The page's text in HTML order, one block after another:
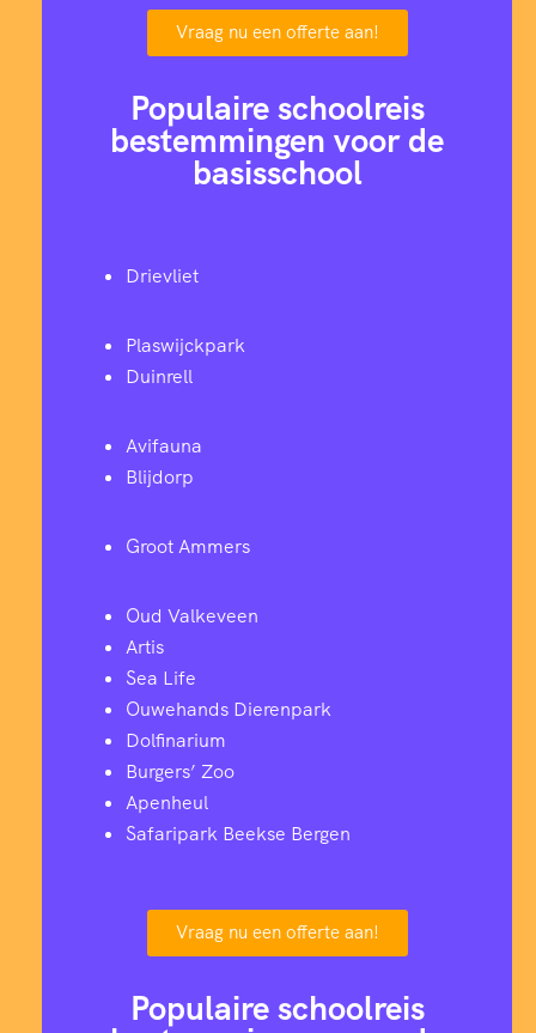
Vraag nu een offerte aan!
Populaire schoolreis
bestemmingen voor de
basisschool
Drievliet
Plaswijckpark
Duinrell
Avifauna
Blijdorp
Groot Ammers
Oud Valkeveen
Artis
Sea Life
Ouwehands Dierenpark
Dolfinarium
Burgers’ Zoo
Apenheul
Safaripark Beekse Bergen
Vraag nu een offerte aan!
Populaire schoolreis